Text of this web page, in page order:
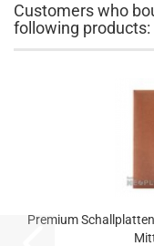
Customers who
following products:
Premium